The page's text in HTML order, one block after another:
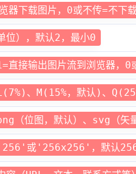
"
503"
器下载图片，0或不传=不下
位），默认2，最小0
直接输出图片流到浏览器，0
、M(15%，默认)、
（位图，默认）、svg（矢
'256'或'256x256'，默认